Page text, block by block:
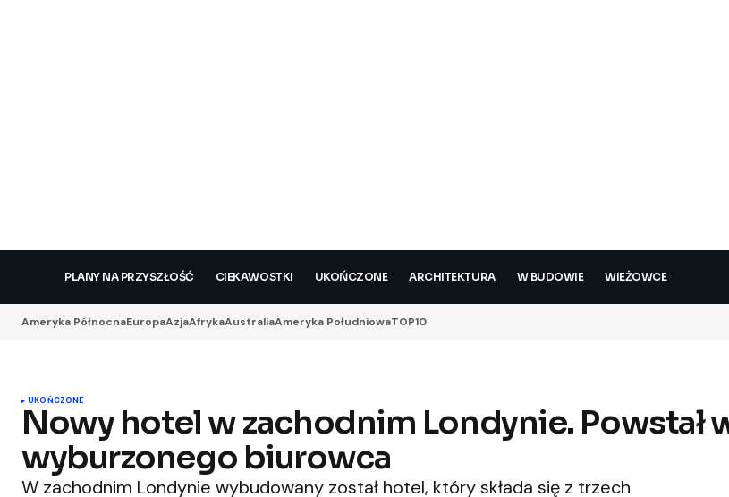
PLANY NA PRZYSZŁOŚĆ CIEKAWOSTKI UKOŃCZONE ARCHITEKTURA W BUDOWIE WIEŻOWCE
Ameryka PółnocnaEuropaAzjaAfrykaAustraliaAmeryka PołudniowaTOP10
UKOŃCZONE
Nowy hotel w zachodnim Londynie. Powstał
wyburzonego biurowca
W zachodnim Londynie wybudowany został hotel, który składa się z trzech